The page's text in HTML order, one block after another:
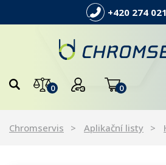
+420 274
0 0
Chromservis Aplikační listy